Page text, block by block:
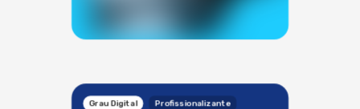
Grau Digital Profissionalizante